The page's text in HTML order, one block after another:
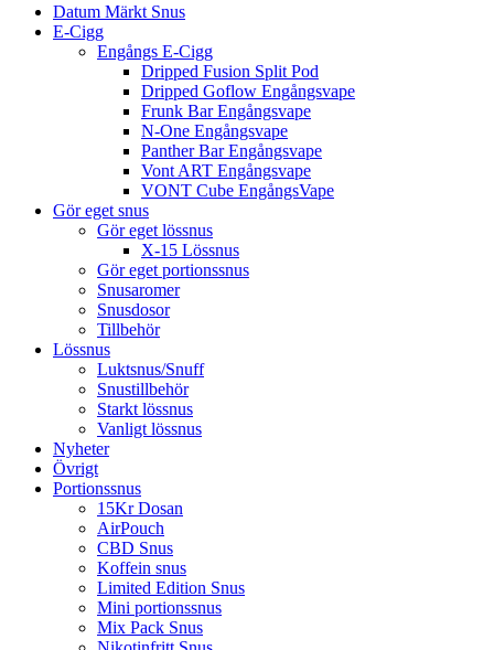
Datum Märkt Snus
E-Cigg
Engångs E-Cigg
Dripped Fusion Split Pod
Dripped Goflow Engångsvape
Frunk Bar Engångsvape
N-One Engångsvape
Panther Bar Engångsvape
Vont ART Engångsvape
VONT Cube EngångsVape
Gör eget snus
Gör eget lössnus
X-15 Lössnus
Gör eget portionssnus
Snusaromer
Snusdosor
Tillbehör
Lössnus
Luktsnus/Snuff
Snustillbehör
Starkt lössnus
Vanligt lössnus
Nyheter
Övrigt
Portionssnus
15Kr Dosan
AirPouch
CBD Snus
Koffein snus
Limited Edition Snus
Mini portionssnus
Mix Pack Snus